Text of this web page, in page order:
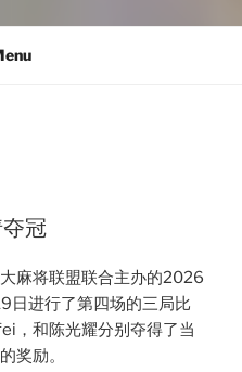
冠
麻将联盟联合主办的2026
日进行了第四场的三局比
，和陈光耀分别夺得了当
奖励。